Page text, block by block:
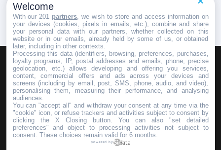
HOMEPAGEREDAZIONEINVIA UN COMUNICATO STAMPA
PUBBLICITÀSCRIVI AL DIRETTORE
Copyright © 2016 - 2025 ASD Fondo Italia - Partita Iva: IT 03855110049
Welcome
With our 201 partners , we wish to store and access information on
your devices (cookies, pixels in emails, etc.), combine and share
your personal data with our partners, whether collected on this
website or in our emails, already held by some of us, or obtained
later, including in other contexts.
Processing this data (identifiers, browsing, preferences, purchases,
loyalty programs, IP, postal addresses and emails, phone, precise
geolocation, etc.) allows developing and offering you services,
content, commercial offers and ads across your devices and
screens (including by email, post, SMS, phone, audio, and video),
personalising them, measuring their performance, and analysing
audiences.
You can "accept all" and withdraw your consent at any time via the
"cookie" icon, or refuse trackers and activities subject to consent by
clicking the X Closing button. You can also "set detailed
preferences" and object to processing activities not subject to
consent. These choices remain valid for 6 months.
powered by